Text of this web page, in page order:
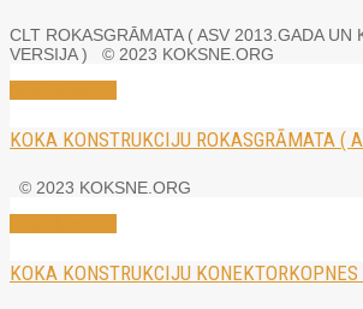
CLT ROKASGRĀMATA ( ASV 2013.GADA UN
VERSIJA ) © 2023 KOKSNE.ORG
KOKA KONSTRUKCIJU ROKASGRĀMATA (
© 2023 KOKSNE.ORG
KOKA KONSTRUKCIJU